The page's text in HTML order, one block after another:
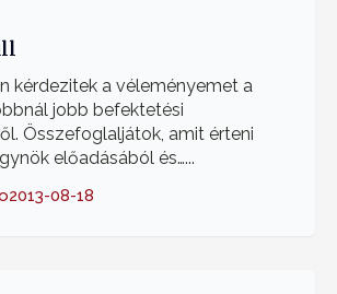
kérdezitek a véleményemet a
jobb befektetési
Összefoglaljátok, amit érteni
előadásából és…...
2013-08-18